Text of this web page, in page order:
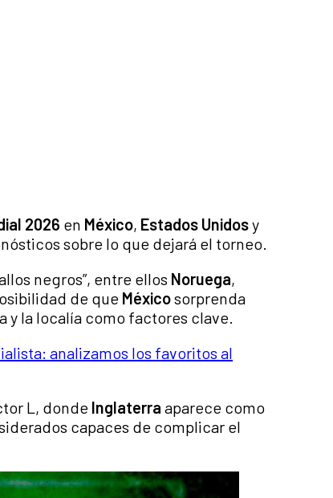
2026 en México, Estados Unidosy
sobre lo que dejará el torneo.
negros”, entre ellos Noruega,
de que Méxicosorprenda
y la localía como factores clave.
analizamos los favoritos al
L, donde Inglaterra aparece como
capaces de complicar el